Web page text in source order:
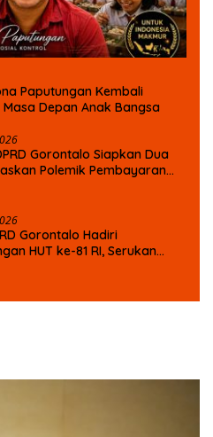
Paputungan Kembali
Depan Anak Bangsa
Gorontalo Siapkan Dua
Polemik Pembayaran
Gorontalo Hadiri
HUT ke-81 RI, Serukan